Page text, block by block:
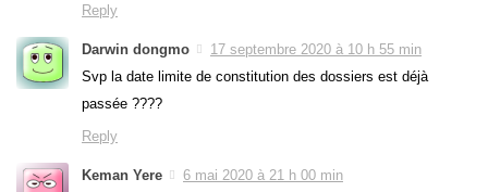
Reply
Darwin dongmo
17 septembre 2020 à 10 h 55 min
Svp la date limite de constitution des dossiers est déjà
passée ????
Reply
Keman Yere
6 mai 2020 à 21 h 00 min